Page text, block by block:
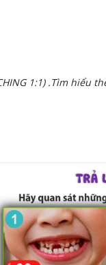
1:1) .Tìm hiểu